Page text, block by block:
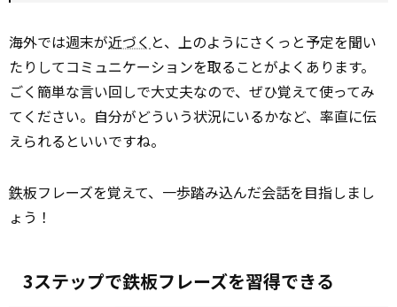
海外では週末が近づく と、上のようにさくっと予定を聞い
たりしてコミュニケーションを取ることがよくあります。
ごく簡単な言い回しで大丈夫なので、ぜひ覚えて使ってみ
てください。自分がどういう状況にいるかなど、率直に伝
えられるといいですね。
鉄板フレーズを覚えて、一歩踏み込んだ会話を目指しまし
ょう！
3ステップで鉄板フレーズを習得できる